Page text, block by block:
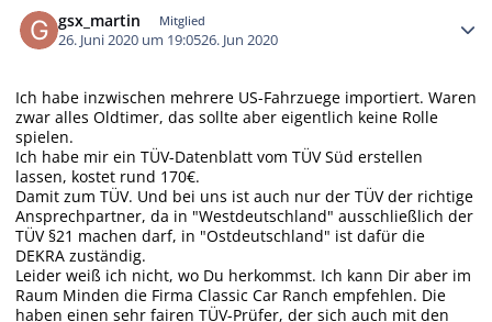
gsx_martin Mitglied
26. Juni 2020 um 19:0526. Jun 2020
Ich habe inzwischen mehrere US-Fahrzuege importiert. Waren
zwar alles Oldtimer, das sollte aber eigentlich keine Rolle
spielen.
Ich habe mir ein TÜV-Datenblatt vom TÜV Süd erstellen
lassen, kostet rund 170€.
Damit zum TÜV. Und bei uns ist auch nur der TÜV der richtige
Ansprechpartner, da in "Westdeutschland" ausschließlich der
TÜV §21 machen darf, in "Ostdeutschland" ist dafür die
DEKRA zuständig.
Leider weiß ich nicht, wo Du herkommst. Ich kann Dir aber im
Raum Minden die Firma Classic Car Ranch empfehlen. Die
haben einen sehr fairen TÜV-Prüfer, der sich auch mit den